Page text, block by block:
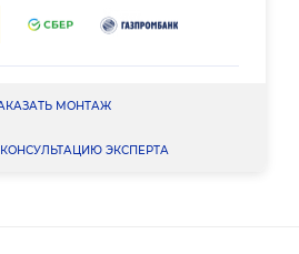
МОНТАЖ
ЭКСПЕРТА